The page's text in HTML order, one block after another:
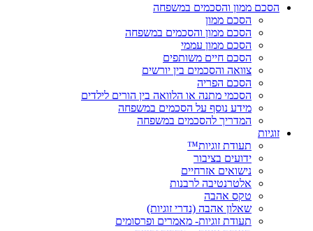
הסכם ממון והסכמים במשפחה
הסכם ממון
הסכם ממון והסכמים במשפחה
הסכם ממון עממי
הסכם חיים משותפים
צוואה והסכמים בין יורשים
הסכם הפריה
הסכמי מתנה או הלוואה בין הורים לילדים
מידע נוסף על הסכמים במשפחה
המדריך להסכמים במשפחה
זוגיות
תעודת זוגיות™
ידועים בציבור
נישואים אזרחיים
אלטרנטיבה לרבנות
טקס אהבה
שאלון אהבה (נדרי זוגיות)
תעודת זוגיות- מאמרים ופרסומים